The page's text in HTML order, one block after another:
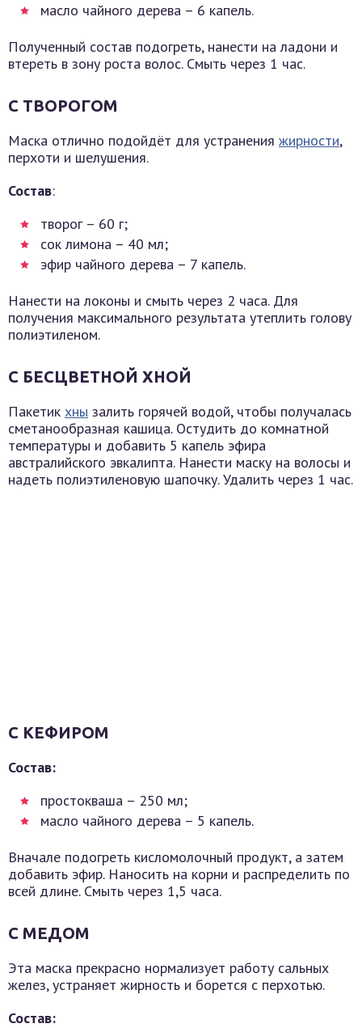
масло чайного дерева – 6 капель.
Полученный состав подогреть, нанести на ладони и
втереть в зону роста волос. Смыть через 1 час.
С ТВОРОГОМ
Маска отлично подойдёт для устранения жирности,
перхоти и шелушения.
Состав:
творог – 60 г;
сок лимона – 40 мл;
эфир чайного дерева – 7 капель.
Нанести на локоны и смыть через 2 часа. Для
получения максимального результата утеплить голову
полиэтиленом.
С БЕСЦВЕТНОЙ ХНОЙ
Пакетик хны залить горячей водой, чтобы получалась
сметанообразная кашица. Остудить до комнатной
температуры и добавить 5 капель эфира
австралийского эвкалипта. Нанести маску на волосы и
надеть полиэтиленовую шапочку. Удалить через 1 час.
С КЕФИРОМ
Состав:
простокваша – 250 мл;
масло чайного дерева – 5 капель.
Вначале подогреть кисломолочный продукт, а затем
добавить эфир. Наносить на корни и распределить по
всей длине. Смыть через 1,5 часа.
С МЕДОМ
Эта маска прекрасно нормализует работу сальных
желез, устраняет жирность и борется с перхотью.
Состав: